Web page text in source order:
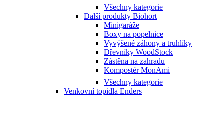
Všechny kategorie
Další produkty Biohort
Minigaráže
Boxy na popelnice
Vyvýšené záhony a truhlíky
Dřevníky WoodStock
Zástěna na zahradu
Kompostér MonAmi
Všechny kategorie
Venkovní topidla Enders